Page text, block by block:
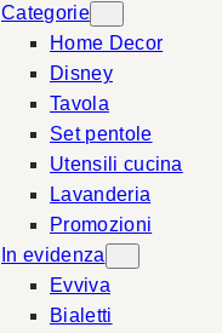
Categorie
Home Decor
Disney
Tavola
Set pentole
Utensili cucina
Lavanderia
Promozioni
In evidenza
Evviva
Bialetti